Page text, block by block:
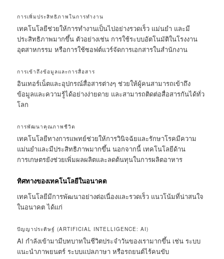
การเพิ่มประสิทธิภาพในการทำงาน
เทคโนโลยีช่วยให้การทำงานเป็นไปอย่างรวดเร็ว แม่นยำ และมี
ประสิทธิภาพมากขึ้น ตัวอย่างเช่น การใช้ระบบอัตโนมัติในโรงงาน
อุตสาหกรรม หรือการใช้ซอฟต์แวร์จัดการเอกสารในสำนักงาน
การเข้าถึงข้อมูลและการสื่อสาร
อินเทอร์เน็ตและอุปกรณ์สื่อสารต่างๆ ช่วยให้ผู้คนสามารถเข้าถึง
ข้อมูลและความรู้ได้อย่างง่ายดาย และสามารถติดต่อสื่อสารกันได้ทั่ว
โลก
การพัฒนาคุณภาพชีวิต
เทคโนโลยีทางการแพทย์ช่วยให้การวินิจฉัยและรักษาโรคมีความ
แม่นยำและมีประสิทธิภาพมากขึ้น นอกจากนี้ เทคโนโลยีด้าน
การเกษตรยังช่วยเพิ่มผลผลิตและลดต้นทุนในการผลิตอาหาร
ทิศทางของเทคโนโลยีในอนาคต
เทคโนโลยีมีการพัฒนาอย่างต่อเนื่องและรวดเร็ว แนวโน้มที่น่าสนใจ
ในอนาคต ได้แก่
ปัญญาประดิษฐ์ (ARTIFICIAL INTELLIGENCE: AI)
AI กำลังเข้ามามีบทบาทในชีวิตประจำวันของเรามากขึ้น เช่น ระบบ
แนะนำภาพยนตร์ ระบบแปลภาษา หรือรถยนต์ไร้คนขับ